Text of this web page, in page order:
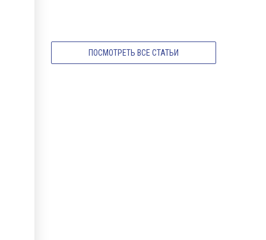
ПОСМОТРЕТЬ ВСЕ СТАТЬИ